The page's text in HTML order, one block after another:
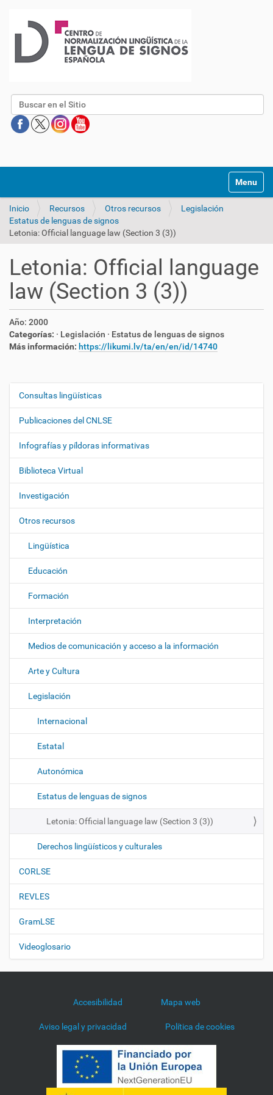
Buscar
Mostrar/
Inicio Recursos Otros recursos
Legislación
Estatus de lenguas de signos
Letonia: Official language law (Section 3 (3))
Letonia: Official language
law (Section 3 (3))
Año: 2000
Categorías: · Legislación · Estatus de lenguas de signos
Más información: https://likumi.lv/ta/en/en/id/14740
N
e
g
a
c
i
ó
n
Consultas lingüísticas
Publicaciones del CNLSE
Infografías y píldoras informativas
Biblioteca Virtual
Investigación
Otros recursos
Lingüística
Educación
Formación
Interpretación
Medios de comunicación y acceso a la información
Arte y Cultura
Legislación
Internacional
Estatal
Autonómica
Estatus de lenguas de signos
Letonia: Official language law (Section 3 (3))
Derechos lingüísticos y culturales
CORLSE
REVLES
GramLSE
Videoglosario
Accesibilidad Mapa web
Aviso legal y privacidad Política de cookies